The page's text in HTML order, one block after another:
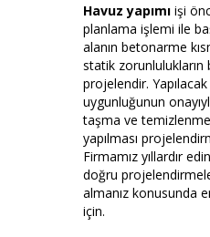
Havuz yapımı işi
planlama işlemi ile
alanın betonarme
statik zorunlulukların
projelendir.
uygunluğunun
taşma ve
yapılması
Firmamız yıllardır
doğru
almanız konusunda
için.